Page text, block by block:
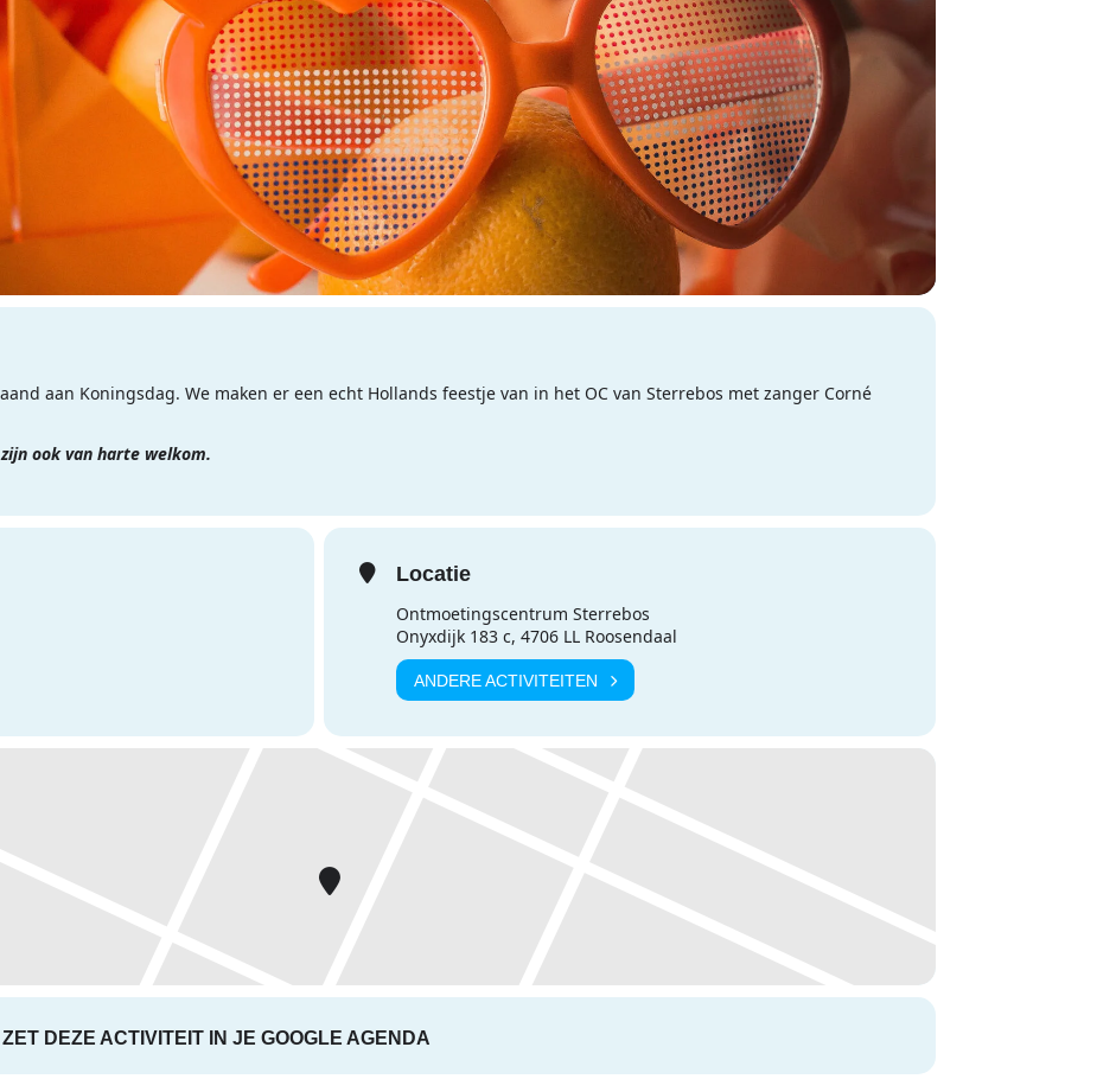
aan Koningsdag. We maken er een echt Hollands feestje van in het OC van Sterrebos met zanger Corné
ook van harte welkom.
Locatie
Ontmoetingscentrum Sterrebos
Onyxdijk 183 c, 4706 LL Roosendaal
ANDERE ACTIVITEITEN
ZET DEZE ACTIVITEIT IN JE GOOGLE AGENDA